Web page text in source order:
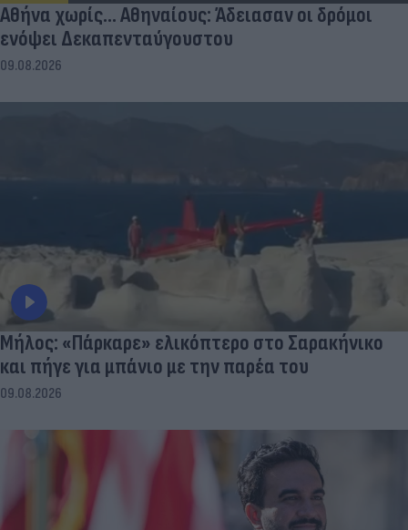
Αθήνα χωρίς… Αθηναίους: Άδειασαν οι δρόμοι
ενόψει Δεκαπενταύγουστου
09.08.2026
Μήλος: «Πάρκαρε» ελικόπτερο στο Σαρακήνικο
και πήγε για μπάνιο με την παρέα του
09.08.2026